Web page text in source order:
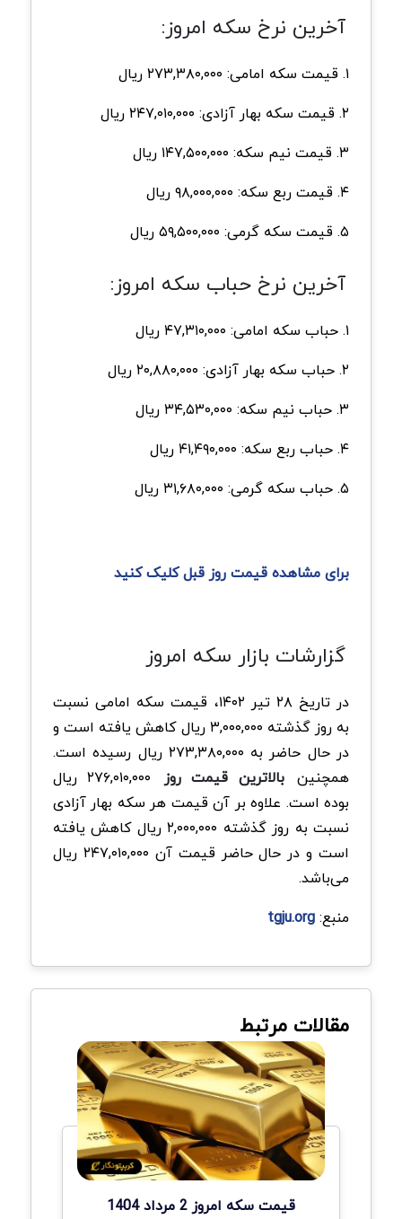
آخرین نرخ سکه امروز:
۱. قیمت سکه امامی: ۲۷۳,۳۸۰,۰۰۰ ریال
۲. قیمت سکه بهار آزادی: ۲۴۷,۰۱۰,۰۰۰ ریال
۳. قیمت نیم سکه: ۱۴۷,۵۰۰,۰۰۰ ریال
۴. قیمت ربع سکه: ۹۸,۰۰۰,۰۰۰ ریال
۵. قیمت سکه گرمی: ۵۹,۵۰۰,۰۰۰ ریال
آخرین نرخ حباب سکه امروز:
۱. حباب سکه امامی: ۴۷,۳۱۰,۰۰۰ ریال
۲. حباب سکه بهار آزادی: ۲۰,۸۸۰,۰۰۰ ریال
۳. حباب نیم سکه: ۳۴,۵۳۰,۰۰۰ ریال
۴. حباب ربع سکه: ۴۱,۴۹۰,۰۰۰ ریال
۵. حباب سکه گرمی: ۳۱,۶۸۰,۰۰۰ ریال
برای مشاهده قیمت روز قبل کلیک کنید
گزارشات بازار سکه امروز
در تاریخ ۲۸ تیر ۱۴۰۲، قیمت سکه امامی نسبت
به روز گذشته ۳,۰۰۰,۰۰۰ ریال کاهش یافته است و
در حال حاضر به ۲۷۳,۳۸۰,۰۰۰ ریال رسیده است.
همچنین بالاترین قیمت روز
۲۷۶,۰۱۰,۰۰۰ ریال
بوده است. علاوه بر آن قیمت هر سکه بهار آزادی
نسبت به روز گذشته ۲,۰۰۰,۰۰۰ ریال کاهش یافته
است و در حال حاضر قیمت آن ۲۴۷,۰۱۰,۰۰۰ ریال
می‌باشد.
منبع:tgju.org
مقالات مرتبط
قیمت سکه امروز 2 مرداد 1404